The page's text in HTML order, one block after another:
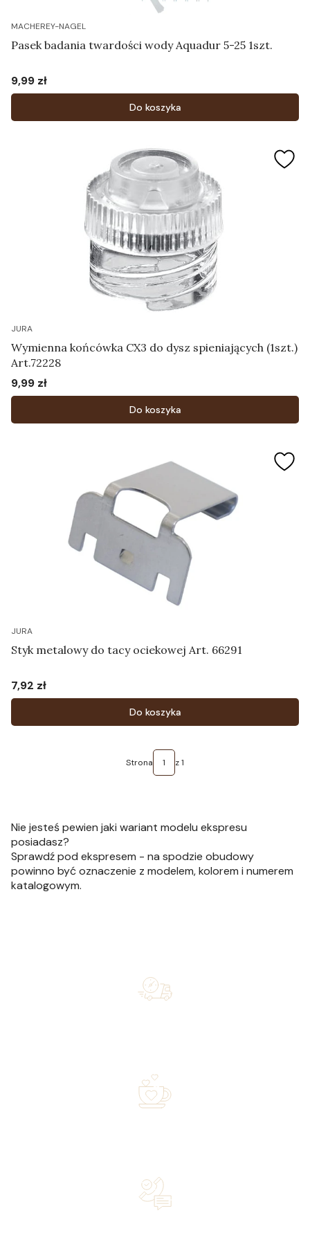
MACHEREY-NAGEL
Pasek badania twardości wody Aquadur 5-25 1szt.
Cena
9,99 zł
Do koszyka
JURA
Wymienna końcówka CX3 do dysz spieniających (1szt.)
Art.72228
Cena
9,99 zł
Do koszyka
JURA
Styk metalowy do tacy ociekowej Art. 66291
Cena
7,92 zł
Do koszyka
Strona z 1
Nie jesteś pewien jaki wariant modelu ekspresu
posiadasz?
Sprawdź pod ekspresem - na spodzie obudowy
powinno być oznaczenie z modelem, kolorem i numerem
katalogowym.